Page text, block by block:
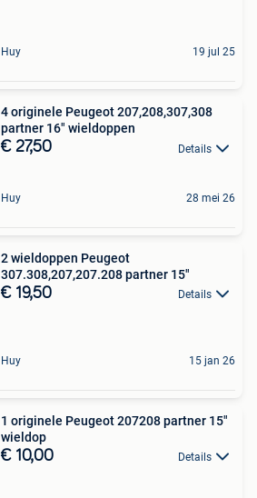
Huy 19 jul 25
4 originele Peugeot 207,208,307,308
partner 16" wieldoppen
€ 27,50 Details
Huy 28 mei 26
2 wieldoppen Peugeot
307.308,207,207.208 partner 15"
€ 19,50 Details
Huy 15 jan 26
1 originele Peugeot 207208 partner 15"
wieldop
€ 10,00 Details